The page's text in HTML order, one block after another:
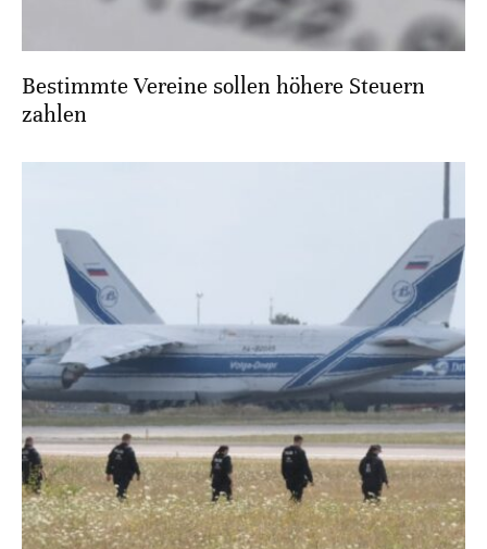
Bestimmte Vereine sollen höhere Steuern
zahlen